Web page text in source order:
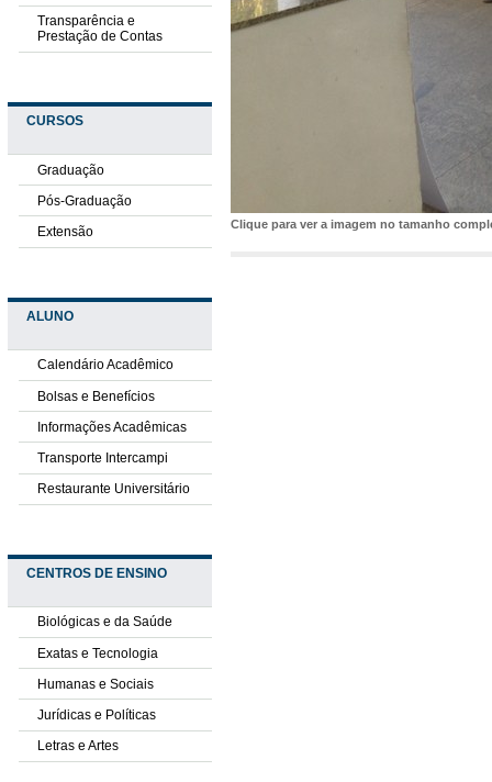
Transparência e
Prestação de Contas
CURSOS
Graduação
Pós-Graduação
Extensão
ALUNO
Calendário Acadêmico
Bolsas e Benefícios
Informações Acadêmicas
Transporte Intercampi
Restaurante Universitário
CENTROS DE ENSINO
Biológicas e da Saúde
Exatas e Tecnologia
Humanas e Sociais
Jurídicas e Políticas
Letras e Artes
Clique para ver a imagem no tamanho